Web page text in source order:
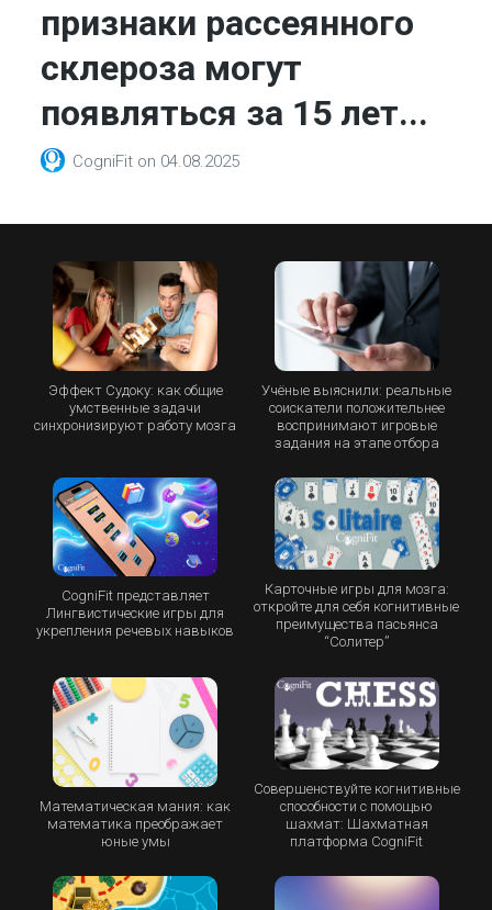
признаки рассеянного
склероза могут
появляться за 15 лет...
CogniFit on 04.08.2025
Эффект Судоку: как общие
умственные задачи
синхронизируют работу мозга
Учёные выяснили: реальные
соискатели положительнее
воспринимают игровые
задания на этапе отбора
CogniFit представляет
Лингвистические игры для
укрепления речевых навыков
Карточные игры для мозга:
откройте для себя когнитивные
преимущества пасьянса
“Cолитер”
Математическая мания: как
математика преображает
юные умы
Совершенствуйте когнитивные
способности с помощью
шахмат: Шахматная
платформа CogniFit